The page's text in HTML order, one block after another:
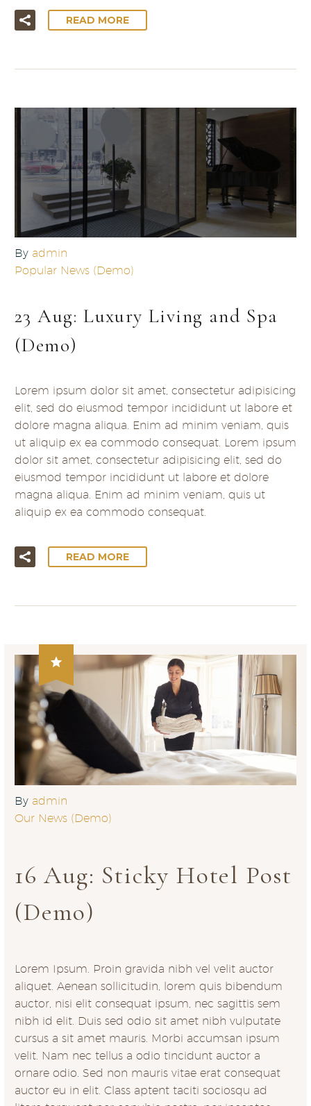
READ MORE
By admin
Popular News (Demo)
23 Aug:Luxury Living and Spa
(Demo)
Lorem ipsum dolor sit amet, consectetur adipisicing
elit, sed do eiusmod tempor incididunt ut labore et
dolore magna aliqua. Enim ad minim veniam, quis
ut aliquip ex ea commodo consequat. Lorem ipsum
dolor sit amet, consectetur adipisicing elit, sed do
eiusmod tempor incididunt ut labore et dolore
magna aliqua. Enim ad minim veniam, quis ut
aliquip ex ea commodo consequat.
READ MORE

By admin
Our News (Demo)
16 Aug: Sticky Hotel Post
(Demo)
Lorem Ipsum. Proin gravida nibh vel velit auctor
aliquet. Aenean sollicitudin, lorem quis bibendum
auctor, nisi elit consequat ipsum, nec sagittis sem
nibh id elit. Duis sed odio sit amet nibh vulputate
cursus a sit amet mauris. Morbi accumsan ipsum
velit. Nam nec tellus a odio tincidunt auctor a
ornare odio. Sed non mauris vitae erat consequat
auctor eu in elit. Class aptent taciti sociosqu ad